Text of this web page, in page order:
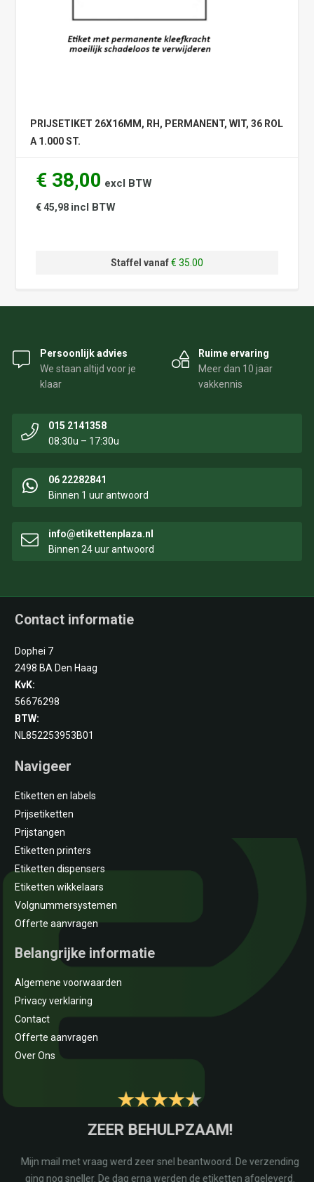
PRIJSETIKET 26X16MM, RH, PERMANENT, WIT, 36 ROL
A 1.000 ST.
€ 38,00 excl BTW
€ 45,98 incl BTW
Staffel vanaf€ 35.00
Persoonlijk advies
We staan altijd voor je
klaar
Ruime ervaring
Meer dan 10 jaar
vakkennis
015 2141358
08:30u – 17:30u
06 22282841
Binnen 1 uur antwoord
info@etikettenplaza.nl
Binnen 24 uur antwoord
Contact informatie
Dophei 7
2498 BA Den Haag
KvK:
56676298
BTW:
NL852253953B01
Navigeer
Etiketten en labels
Prijsetiketten
Prijstangen
Etiketten printers
Etiketten dispensers
Etiketten wikkelaars
Volgnummersystemen
Offerte aanvragen
Belangrijke informatie
Algemene voorwaarden
Privacy verklaring
Contact
Offerte aanvragen
Over Ons
ZEER BEHULPZAAM!
Mijn mail met vraag werd zeer snel beantwoord. De verzending
ging nog sneller. De dag erna werden de etiketten afgeleverd.